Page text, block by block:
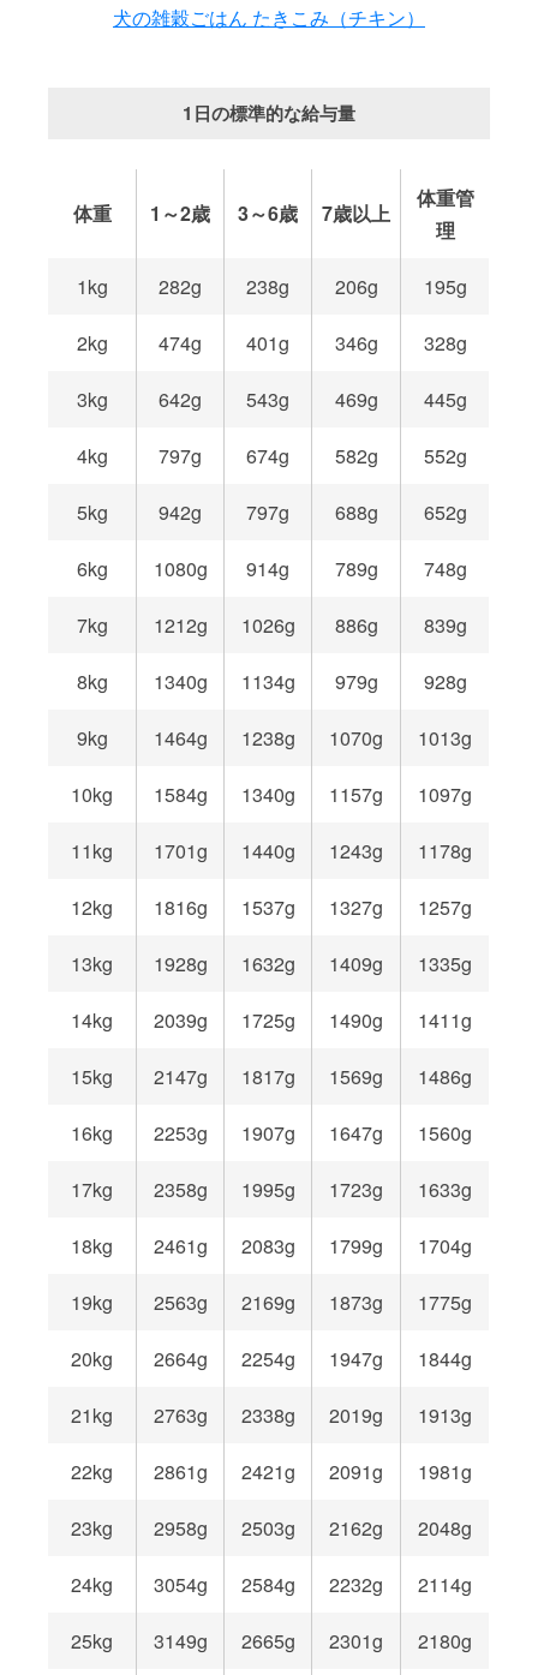
犬の雑穀ごはん たきこみ（チキン）
1日の標準的な給与量
体重 1～2歳 3～6歳 7歳以上
体重管
理
1kg 282g 238g 206g 195g
2kg 474g 401g 346g 328g
3kg 642g 543g 469g 445g
4kg 797g 674g 582g 552g
5kg 942g 797g 688g 652g
6kg 1080g 914g 789g 748g
7kg 1212g 1026g 886g 839g
8kg 1340g 1134g 979g 928g
9kg 1464g 1238g 1070g 1013g
10kg 1584g 1340g 1157g 1097g
11kg 1701g 1440g 1243g 1178g
12kg 1816g 1537g 1327g 1257g
13kg 1928g 1632g 1409g 1335g
14kg 2039g 1725g 1490g 1411g
15kg 2147g 1817g 1569g 1486g
16kg 2253g 1907g 1647g 1560g
17kg 2358g 1995g 1723g 1633g
18kg 2461g 2083g 1799g 1704g
19kg 2563g 2169g 1873g 1775g
20kg 2664g 2254g 1947g 1844g
21kg 2763g 2338g 2019g 1913g
22kg 2861g 2421g 2091g 1981g
23kg 2958g 2503g 2162g 2048g
24kg 3054g 2584g 2232g 2114g
25kg 3149g 2665g 2301g 2180g